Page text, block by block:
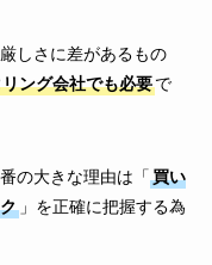
しさに差があるもの
ング会社でも必要で
の大きな理由は「 買い
」を正確に把握する為